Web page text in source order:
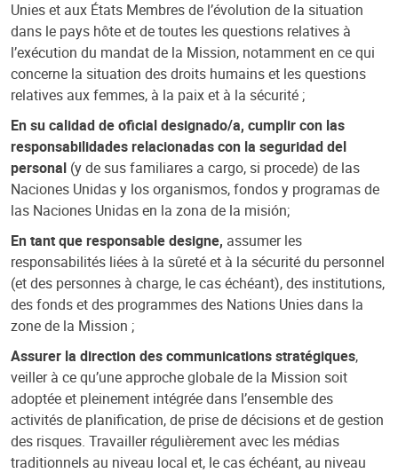
Unies et aux États Membres de l’évolution de la situation
dans le pays hôte et de toutes les questions relatives à
l’exécution du mandat de la Mission, notamment en ce qui
concerne la situation des droits humains et les questions
relatives aux femmes, à la paix et à la sécurité ;
En su calidad de oficial designado/a, cumplir con las
responsabilidades relacionadas con la seguridad del
personal (y de sus familiares a cargo, si procede) de las
Naciones Unidas y los organismos, fondos y programas de
las Naciones Unidas en la zona de la misión;
En tant que responsable designe, assumer les
responsabilités liées à la sûreté et à la sécurité du personnel
(et des personnes à charge, le cas échéant), des institutions,
des fonds et des programmes des Nations Unies dans la
zone de la Mission ;
Assurer la direction des communications stratégiques,
veiller à ce qu’une approche globale de la Mission soit
adoptée et pleinement intégrée dans l’ensemble des
activités de planification, de prise de décisions et de gestion
des risques. Travailler régulièrement avec les médias
traditionnels au niveau local et, le cas échéant, au niveau